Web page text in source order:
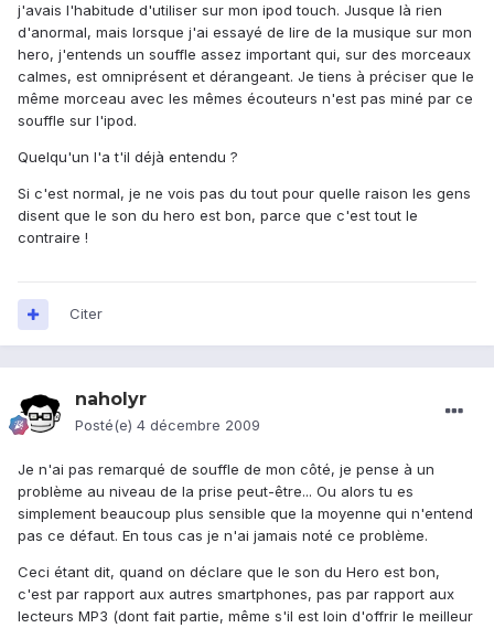
j'avais l'habitude d'utiliser sur mon ipod touch. Jusque là rien
d'anormal, mais lorsque j'ai essayé de lire de la musique sur mon
hero, j'entends un souffle assez important qui, sur des morceaux
calmes, est omniprésent et dérangeant. Je tiens à préciser que le
même morceau avec les mêmes écouteurs n'est pas miné par ce
souffle sur l'ipod.
Quelqu'un l'a t'il déjà entendu ?
Si c'est normal, je ne vois pas du tout pour quelle raison les gens
disent que le son du hero est bon, parce que c'est tout le
contraire !
Citer
naholyr
Posté(e) 4 décembre 2009
Je n'ai pas remarqué de souffle de mon côté, je pense à un
problème au niveau de la prise peut-être... Ou alors tu es
simplement beaucoup plus sensible que la moyenne qui n'entend
pas ce défaut. En tous cas je n'ai jamais noté ce problème.
Ceci étant dit, quand on déclare que le son du Hero est bon,
c'est par rapport aux autres smartphones, pas par rapport aux
lecteurs MP3 (dont fait partie, même s'il est loin d'offrir le meilleur